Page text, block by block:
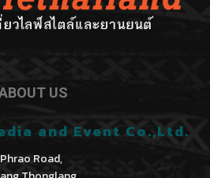
US
and Event Co.,Ltd.
Road,